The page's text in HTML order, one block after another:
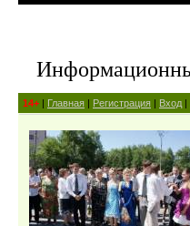
14+ | Главная | Регистрация | Вход |